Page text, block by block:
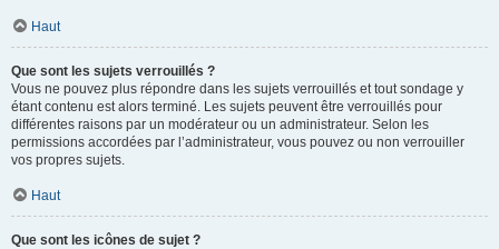
Haut
Que sont les sujets verrouillés ?
Vous ne pouvez plus répondre dans les sujets verrouillés et tout sondage y
étant contenu est alors terminé. Les sujets peuvent être verrouillés pour
différentes raisons par un modérateur ou un administrateur. Selon les
permissions accordées par l’administrateur, vous pouvez ou non verrouiller
vos propres sujets.
Haut
Que sont les icônes de sujet ?